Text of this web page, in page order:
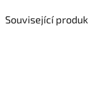
Související